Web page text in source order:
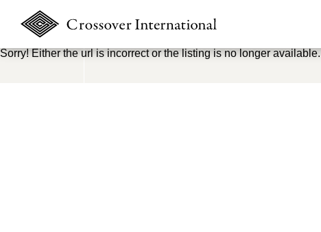
Sorry! Either the url is incorrect or the listing is no longer available.